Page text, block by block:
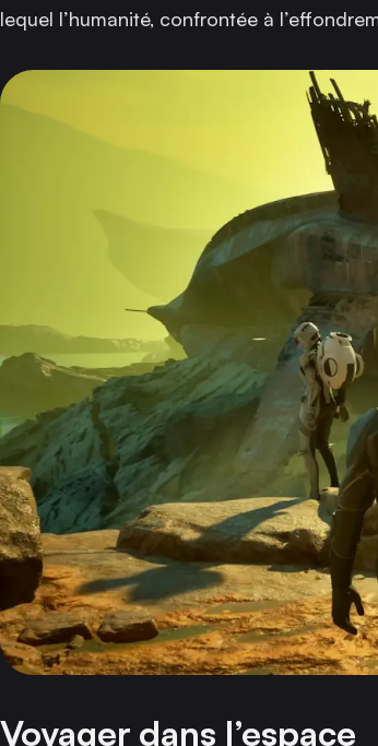
lequel l’humanité, confrontée à
Voyager dans l’espace